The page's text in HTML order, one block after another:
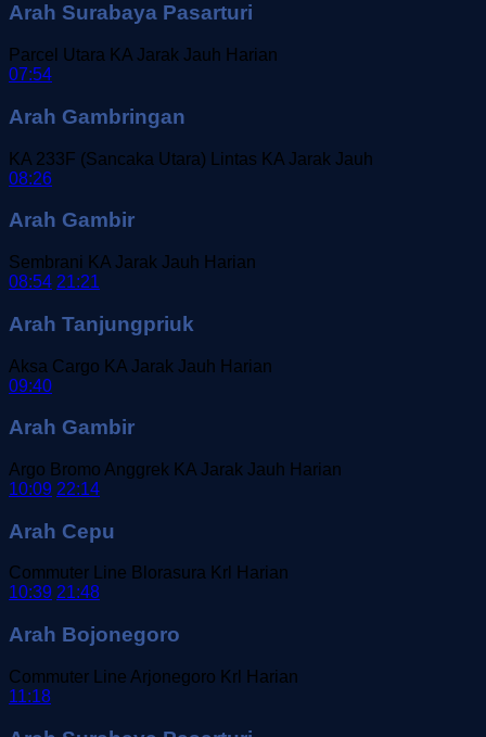
Arah Surabaya Pasarturi
Parcel Utara KA Jarak Jauh Harian
07:54
Arah Gambringan
KA 233F (Sancaka Utara) Lintas KA Jarak Jauh
08:26
Arah Gambir
Sembrani KA Jarak Jauh Harian
08:54 21:21
Arah Tanjungpriuk
Aksa Cargo KA Jarak Jauh Harian
09:40
Arah Gambir
Argo Bromo Anggrek KA Jarak Jauh Harian
10:09 22:14
Arah Cepu
Commuter Line Blorasura Krl
Harian
10:39 21:48
Arah Bojonegoro
Commuter Line Arjonegoro Krl
Harian
11:18